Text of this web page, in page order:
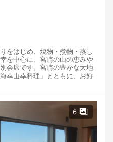
をはじめ、焼物・煮物・蒸し
を中心に、宮崎の山の恵みや
会席です。宮崎の豊かな大地
幸山幸料理」とともに、お好
お飲み物を90分ゆったりとお
6